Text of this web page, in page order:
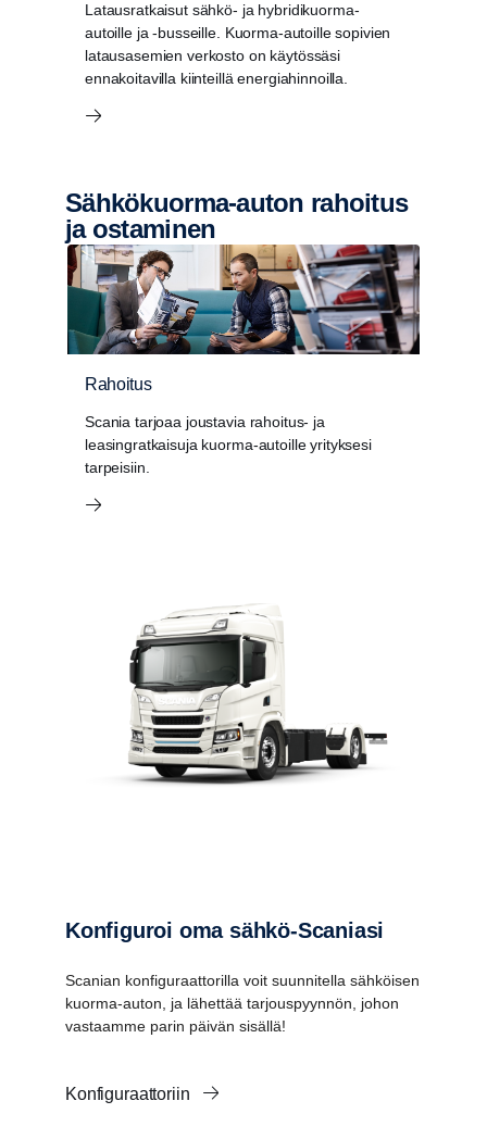
Latausratkaisut sähkö- ja hybridikuorma-
autoille ja -busseille. Kuorma-autoille sopivien
latausasemien verkosto on käytössäsi
ennakoitavilla kiinteillä energiahinnoilla.
Sähkökuorma-​​auton rahoitus
ja ostaminen
Rahoitus
Scania tarjoaa joustavia rahoitus- ja
leasingratkaisuja kuorma-autoille yrityksesi
tarpeisiin.
Konfiguroi oma sähkö-Scaniasi
Scanian konfiguraattorilla voit suunnitella sähköisen
kuorma-auton, ja lähettää tarjouspyynnön, johon
vastaamme parin päivän sisällä!
Konfiguraattoriin